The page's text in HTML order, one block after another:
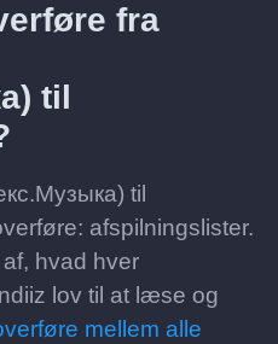
fra
til
til
afspilningslister.
hvad hver
lov til at læse og
mellem alle